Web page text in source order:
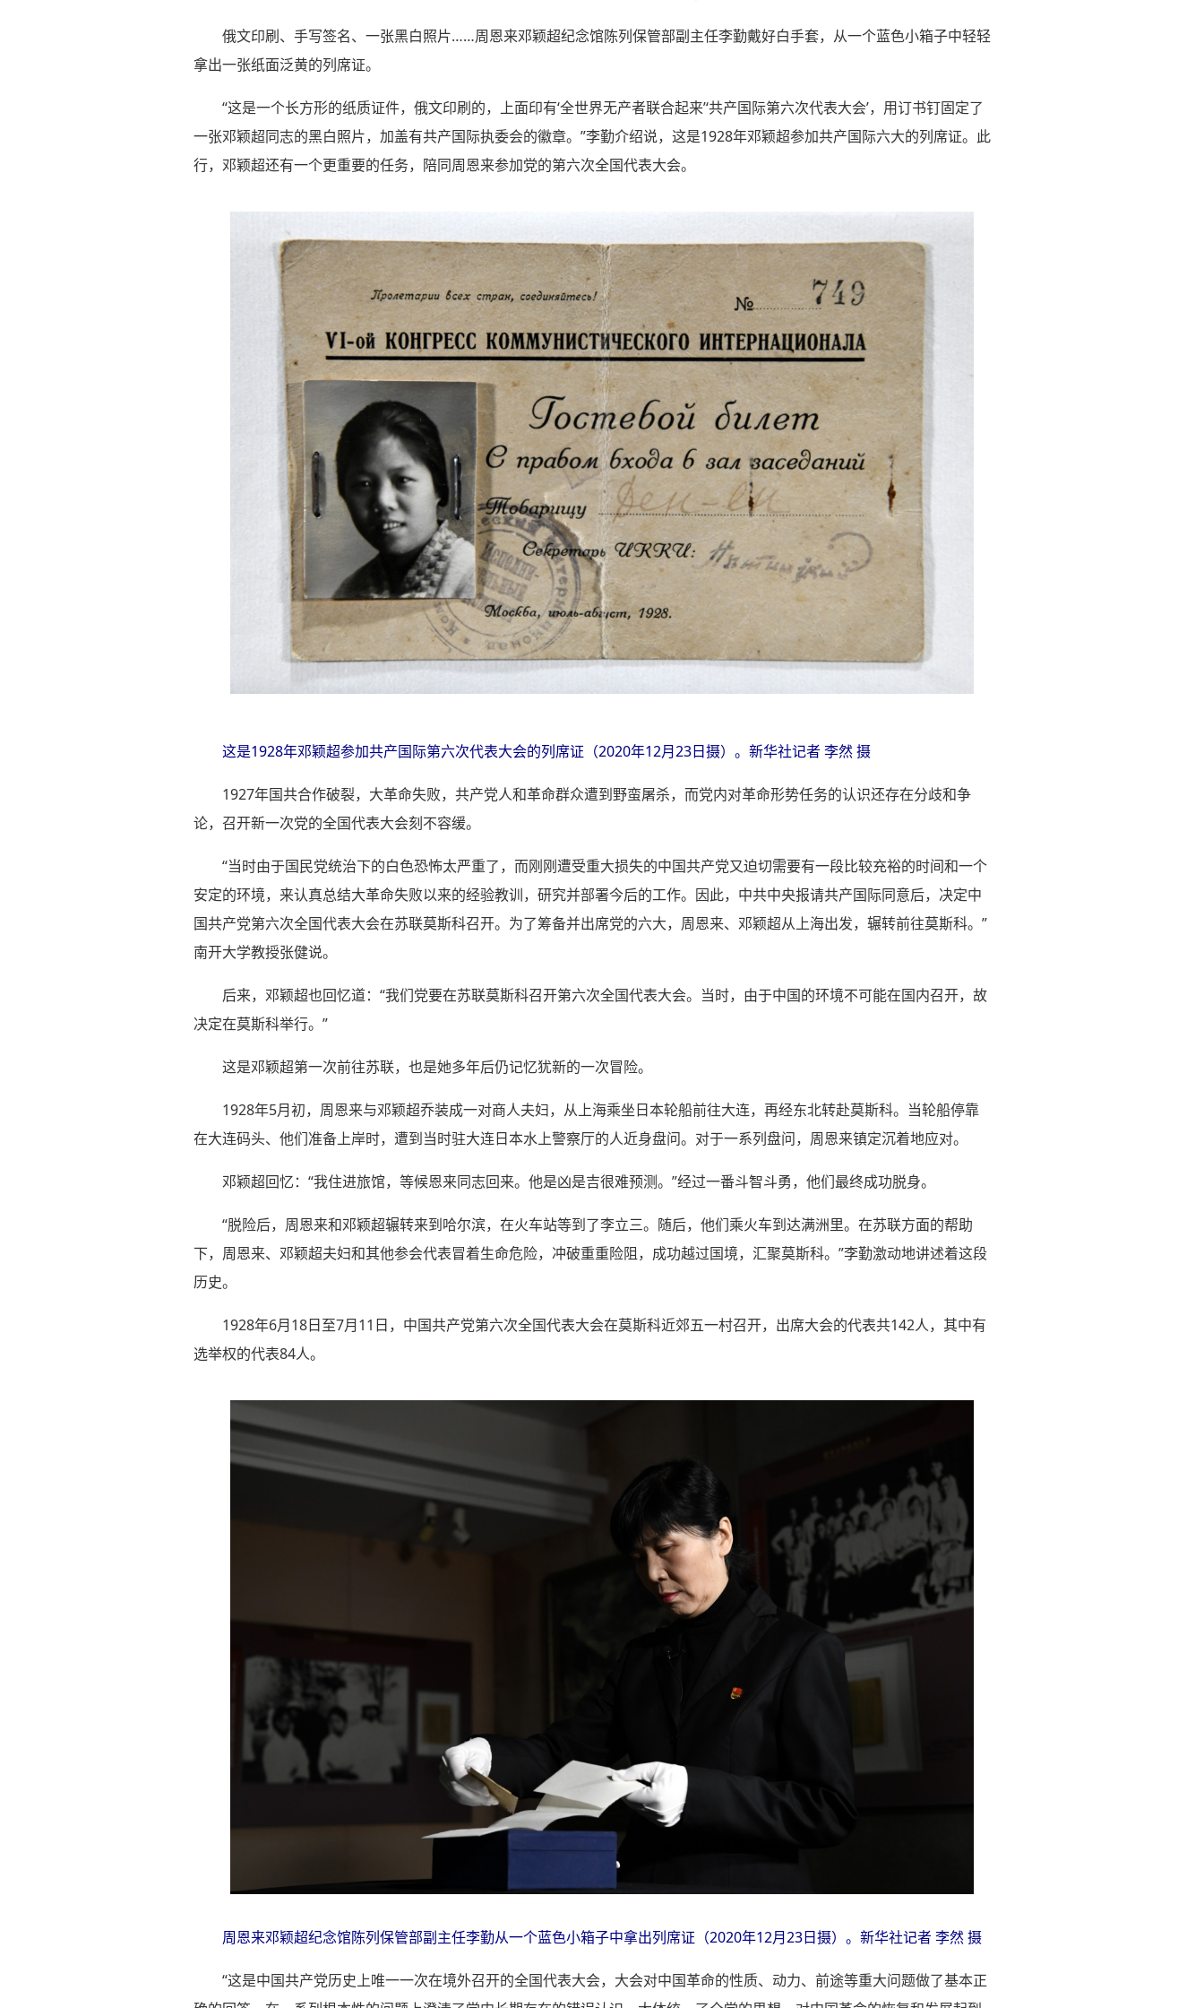
俄文印刷、手写签名、一张黑白照片……周恩来邓颖超纪念馆陈列保管部副主任李勤戴好白手套，从一个蓝色小箱子中轻轻
拿出一张纸面泛黄的列席证。
“这是一个长方形的纸质证件，俄文印刷的，上面印有‘全世界无产者联合起来’‘共产国际第六次代表大会’，用订书钉固定了
一张邓颖超同志的黑白照片，加盖有共产国际执委会的徽章。”李勤介绍说，这是1928年邓颖超参加共产国际六大的列席证。此
行，邓颖超还有一个更重要的任务，陪同周恩来参加党的第六次全国代表大会。
这是1928年邓颖超参加共产国际第六次代表大会的列席证（2020年12月23日摄）。新华社记者 李然 摄
1927年国共合作破裂，大革命失败，共产党人和革命群众遭到野蛮屠杀，而党内对革命形势任务的认识还存在分歧和争
论，召开新一次党的全国代表大会刻不容缓。
“当时由于国民党统治下的白色恐怖太严重了，而刚刚遭受重大损失的中国共产党又迫切需要有一段比较充裕的时间和一个
安定的环境，来认真总结大革命失败以来的经验教训，研究并部署今后的工作。因此，中共中央报请共产国际同意后，决定中
国共产党第六次全国代表大会在苏联莫斯科召开。为了筹备并出席党的六大，周恩来、邓颖超从上海出发，辗转前往莫斯科。”
南开大学教授张健说。
后来，邓颖超也回忆道：“我们党要在苏联莫斯科召开第六次全国代表大会。当时，由于中国的环境不可能在国内召开，故
决定在莫斯科举行。”
这是邓颖超第一次前往苏联，也是她多年后仍记忆犹新的一次冒险。
1928年5月初，周恩来与邓颖超乔装成一对商人夫妇，从上海乘坐日本轮船前往大连，再经东北转赴莫斯科。当轮船停靠
在大连码头、他们准备上岸时，遭到当时驻大连日本水上警察厅的人近身盘问。对于一系列盘问，周恩来镇定沉着地应对。
邓颖超回忆：“我住进旅馆，等候恩来同志回来。他是凶是吉很难预测。”经过一番斗智斗勇，他们最终成功脱身。
“脱险后，周恩来和邓颖超辗转来到哈尔滨，在火车站等到了李立三。随后，他们乘火车到达满洲里。在苏联方面的帮助
下，周恩来、邓颖超夫妇和其他参会代表冒着生命危险，冲破重重险阻，成功越过国境，汇聚莫斯科。”李勤激动地讲述着这段
历史。
1928年6月18日至7月11日，中国共产党第六次全国代表大会在莫斯科近郊五一村召开，出席大会的代表共142人，其中有
选举权的代表84人。
周恩来邓颖超纪念馆陈列保管部副主任李勤从一个蓝色小箱子中拿出列席证（2020年12月23日摄）。新华社记者 李然 摄
“这是中国共产党历史上唯一一次在境外召开的全国代表大会，大会对中国革命的性质、动力、前途等重大问题做了基本正